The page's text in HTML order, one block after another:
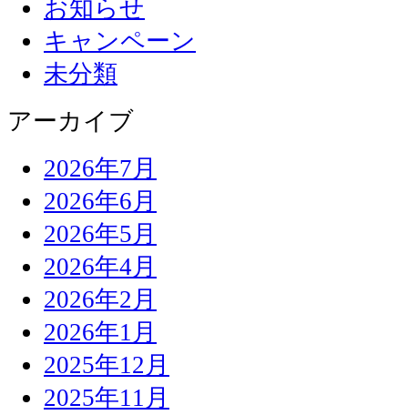
お知らせ
キャンペーン
未分類
アーカイブ
2026年7月
2026年6月
2026年5月
2026年4月
2026年2月
2026年1月
2025年12月
2025年11月